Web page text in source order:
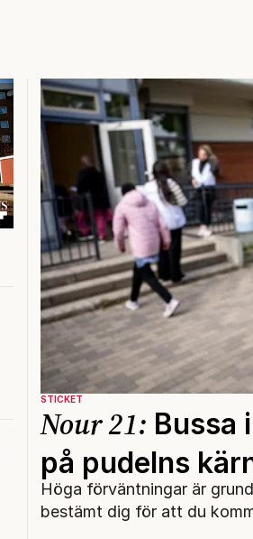
STICKET
Nour 21: Bussa
på pudelns
Höga förväntningar är
bestämt dig för att du